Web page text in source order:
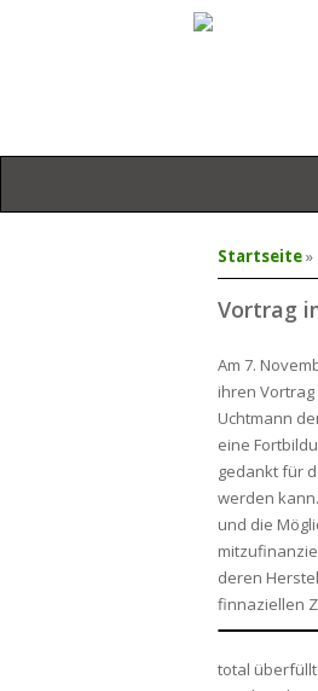
Sie sind
Startseite»
Vortrag
Am 7.
ihren
Uchtmann
eine
gedankt für
werden
und die
deren
finnaziellen
total